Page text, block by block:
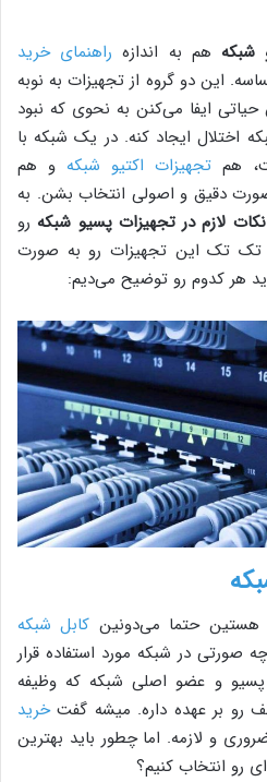
شبکه هم به اندازه راهنمای خرید
این دو گروه از تجهیزات به نوبه
ایفا می‌کنن به نحوی که نبود
اختلال ایجاد کنه. در یک شبکه با
هم تجهیزات اکتیو شبکه و هم
دقیق و اصولی انتخاب بشن. به
نکات لازم در تجهیزات پسیو شبکه رو
تک تک این تجهیزات رو به صورت
هر کدوم رو توضیح می‌دیم:
هستین حتما می‌دونین کابل شبکه
صورتی در شبکه مورد استفاده قرار
پسیو و عضو اصلی شبکه که وظیفه
رو بر عهده داره. میشه گفتخرید
و لازمه. اما چطور باید بهترین
رو انتخاب کنیم؟